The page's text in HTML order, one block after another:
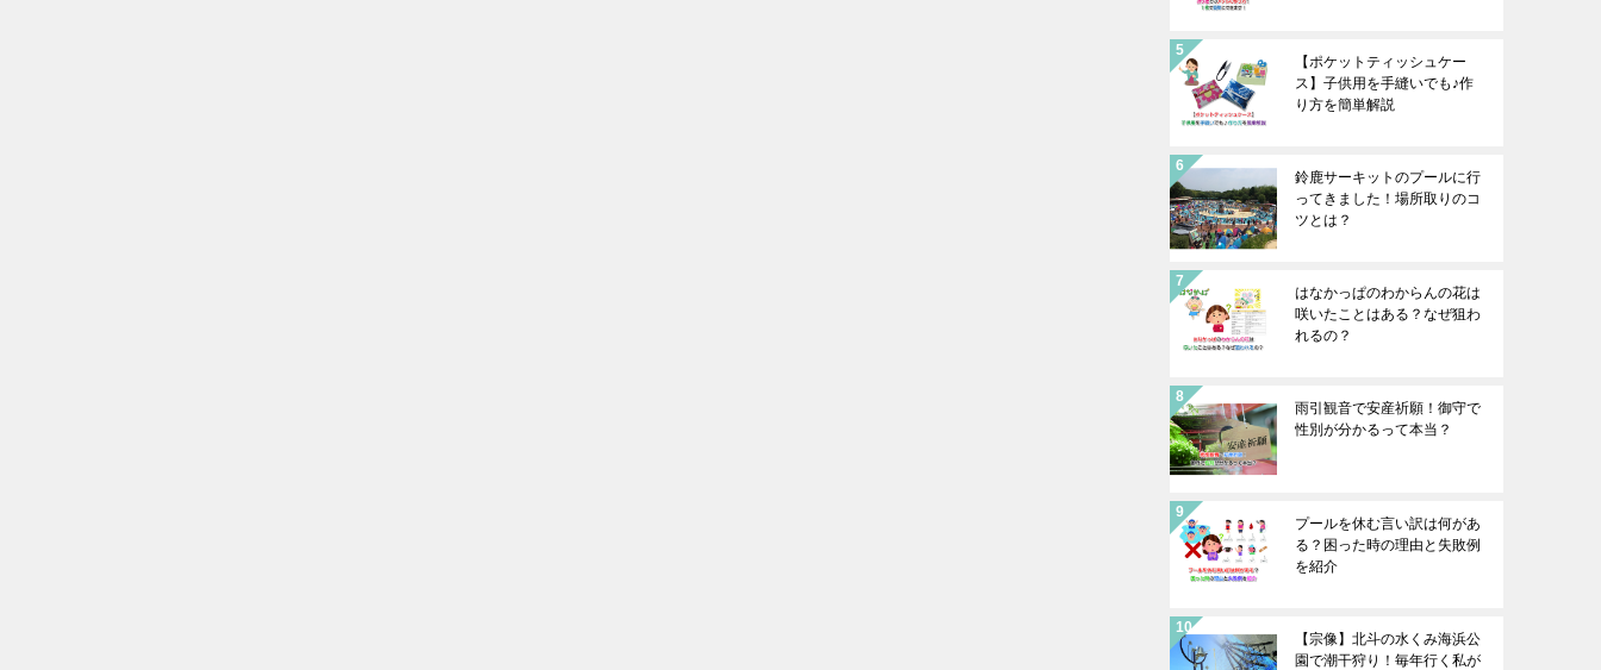
【ポケットティッシュケー
ス】子供用を手縫いでも♪作
り方を簡単解説
鈴鹿サーキットのプールに行
ってきました！場所取りのコ
ツとは？
はなかっぱのわからんの花は
咲いたことはある？なぜ狙わ
れるの？
雨引観音で安産祈願！御守で
性別が分かるって本当？
プールを休む言い訳は何があ
る？困った時の理由と失敗例
を紹介
【宗像】北斗の水くみ海浜公
園で潮干狩り！毎年行く私が